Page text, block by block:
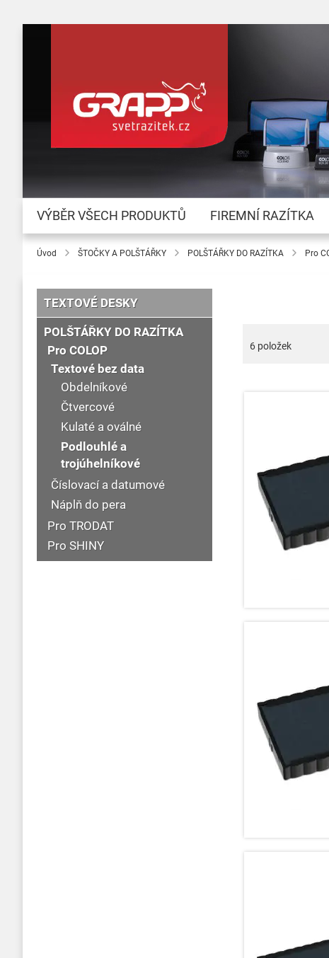
VÝBĚR VŠECH PRODUKTŮ FIREMNÍ RAZÍTKA
Úvod ŠTOČKY A POLŠTÁŘKY POLŠTÁŘKY DO RAZÍTKA Pro
6položek
TEXTOVÉ DESKY
POLŠTÁŘKY DO RAZÍTKA
Pro COLOP
Textové bez data
Obdelníkové
Čtvercové
Kulaté a oválné
Podlouhlé a
trojúhelníkové
Číslovací a datumové
Náplň do pera
Pro TRODAT
Pro SHINY